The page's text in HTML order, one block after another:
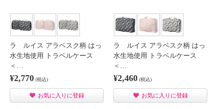
ラ ルイス アラベスク柄 はっ
水生地使用 トラベルケース
＜…
¥2,770 (税込)
お気に入りに登録
ラ ルイス アラベスク柄 はっ
水生地使用 トラベルケース
＜…
¥2,460 (税込)
お気に入りに登録